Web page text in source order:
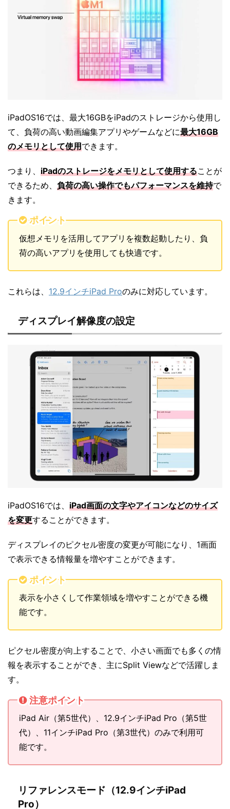
iPadOS16では、最大16GBをiPadのストレージから使用し
て、負荷の高い動画編集アプリやゲームなどに最大16GB
のメモリとして使用できます。
つまり、 iPadのストレージをメモリとして使用することが
できるため、 負荷の高い操作でもパフォーマンスを維持で
きます。
ポイント
仮想メモリを活用してアプリを複数起動したり、負
荷の高いアプリを使用しても快適です。
これらは、 12.9インチiPad Proのみに対応しています。
ディスプレイ解像度の設定
iPadOS16では、 iPad画面の文字やアイコンなどのサイズ
を変更することができます。
ディスプレイのピクセル密度の変更が可能になり、1画面
で表示できる情報量を増やすことができます。
ポイント
表示を小さくして作業領域を増やすことができる機
能です。
ピクセル密度が向上することで、小さい画面でも多くの情
報を表示することができ、主にSplit Viewなどで活躍しま
す。
注意ポイント
iPad Air（第5世代）、12.9インチiPad Pro（第5世
代）、11インチiPad Pro（第3世代）のみで利用可
能です。
リファレンスモード（12.9インチiPad
Pro）